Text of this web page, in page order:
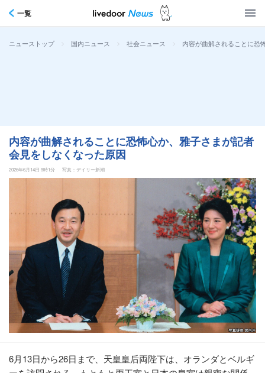
一覧
ニューストップ > 国内ニュース > 社会ニュース > 内容が曲解されることに恐
内容が曲解されることに恐怖心か、雅子さまが記者
会見をしなくなった原因
2026年6月14日 9時1分 写真：デイリー新潮
6月13日から26日まで、天皇皇后両陛下は、オランダとベルギ